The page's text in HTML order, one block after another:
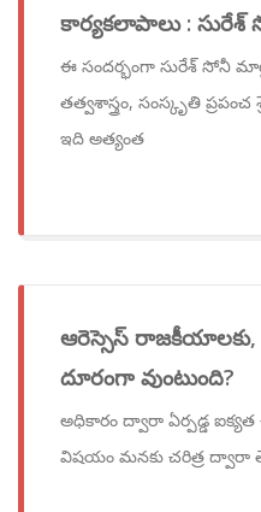
కార్యకలాపాలు : సురేశ్
ఈ సందర్భంగా సురేశ్ సోనీ
తత్వశాస్త్రం, సంస్కృతి
ఇది అత్యంత
ఆరెస్సెస్ రాజకీయాలకు,
దూరంగా వుంటుంది?
అధికారం ద్వారా ఏర్పడ్డ
విషయం మనకు చరిత్ర ద్వారా